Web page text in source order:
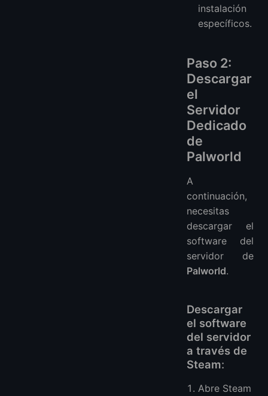
instalación
específicos.
Paso 2:
Descargar
el
Servidor
Dedicado
de
Palworld
A
continuación,
necesitas
descargar el
software del
servidor de
Palworld.
Descargar
el software
del servidor
a través de
Steam:
Abre Steam